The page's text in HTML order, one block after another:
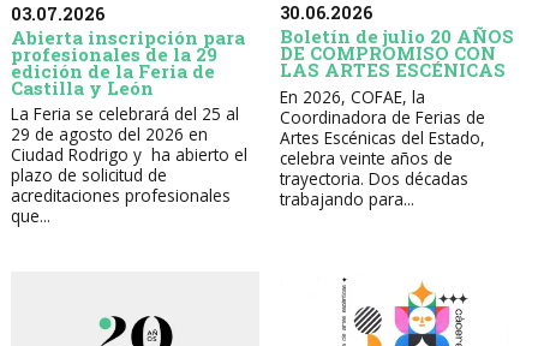
03.07.2026
Abierta inscripción para
profesionales de la 29
edición de la Feria de
Castilla y León
La Feria se celebrará del 25 al
29 de agosto del 2026 en
Ciudad Rodrigo y ha abierto el
plazo de solicitud de
acreditaciones profesionales
que...
30.06.2026
Boletín de julio 20 AÑOS
DE COMPROMISO CON
LAS ARTES ESCÉNICAS
En 2026, COFAE, la
Coordinadora de Ferias de
Artes Escénicas del Estado,
celebra veinte años de
trayectoria. Dos décadas
trabajando para...